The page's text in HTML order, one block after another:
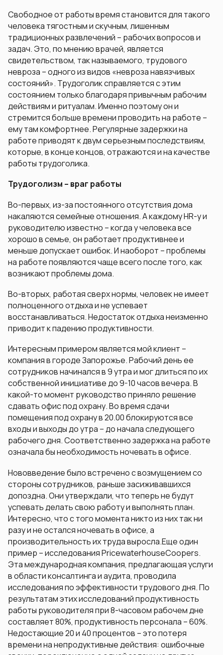
Свободное от работы время становится для такого
человека тягостным и скучным, лишенным
традиционных развлечений ­– рабочих вопросов и
задач. Это, по мнению врачей, является
свидетельством, так называемого, трудового
невроза – одного из видов «невроза навязчивых
состояний». Трудоголик справляется с этим
состоянием только благодаря привычным рабочим
действиям и ритуалам. Именно поэтому он и
стремится больше времени проводить на работе –
ему там комфортнее. Регулярные задержки на
работе приводят к двум серьезным последствиям,
которые, в конце концов, отражаются и на качестве
работы трудоголика.
Трудоголизм – враг работы
Во-первых, из-за постоянного отсутствия дома
накаляются семейные отношения. А каждому HR-у и
руководителю известно – когда у человека все
хорошо в семье, он работает продуктивнее и
меньше допускает ошибок. И наоборот – проблемы
на работе появляются чаще всего после того, как
возникают проблемы дома.
Во-вторых, работая сверх нормы, человек не имеет
полноценного отдыха и не успевает
восстанавливаться. Недостаток отдыха неизменно
приводит к падению продуктивности.
Интересным примером является мой клиент –
компания в городе Запорожье. Рабочий день ее
сотрудников начинался в 9 утра и мог длиться по их
собственной инициативе до 9-10 часов вечера. В
какой-то момент руководство приняло решение
сдавать офис под охрану. Во время сдачи
помещения под охрану в 20.00 блокируются все
входы и выходы до утра – до начала следующего
рабочего дня. Соответственно задержка на работе
означала бы необходимость ночевать в офисе.
Нововведение было встречено с возмущением со
стороны сотрудников, раньше засиживавшихся
допоздна. Они утверждали, что теперь не будут
успевать делать свою работу и выполнять план.
Интересно, что с того момента никто из них так ни
разу и не остался ночевать в офисе, а
производительность их труда выросла.Еще один
пример – исследования PricewaterhouseCoopers.
Эта международная компания, предлагающая услуги
в области консалтинга и аудита, проводила
исследования по эффективности трудового дня. По
результатам этих исследований продуктивность
работы руководителя при 8-часовом рабочем дне
составляет 80%, продуктивность персонала – 60%.
Недостающие 20 и 40 процентов – это потеря
времени на непродуктивные действия: ошибочные